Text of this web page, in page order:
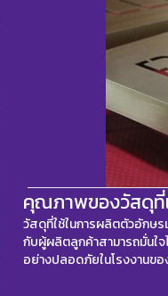
คุณภาพของวัสดุที่
วัสดุที่ใช้ในการผลิตตัวอักษ
กับผู้ผลิตลูกค้าสามารถมั่นใ
อย่างปลอดภัยในโรงงานขอ